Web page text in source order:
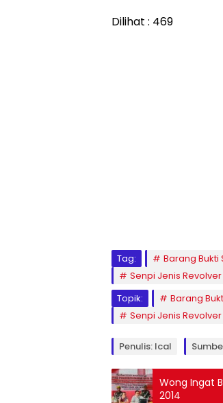
Dilihat : 469
Tag: Barang Bukti
Senpi Jenis Revolver
Topik:
Barang
Senpi Jenis Revolver
Penulis: Ical
Wong Ingat
2014